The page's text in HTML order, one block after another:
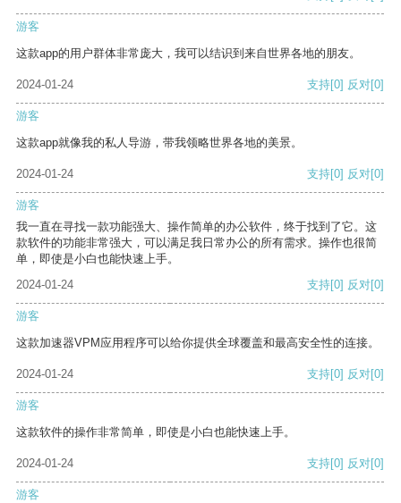
游客
这款app的用户群体非常庞大，我可以结识到来自世界各地的朋友。
2024-01-24 支持[0] 反对[0]
游客
这款app就像我的私人导游，带我领略世界各地的美景。
2024-01-24 支持[0] 反对[0]
游客
我一直在寻找一款功能强大、操作简单的办公软件，终于找到了它。这
款软件的功能非常强大，可以满足我日常办公的所有需求。操作也很简
单，即使是小白也能快速上手。
2024-01-24
支持[0] 反对[0]
游客
这款加速器VPM应用程序可以给你提供全球覆盖和最高安全性的连接。
2024-01-24 支持[0] 反对[0]
游客
这款软件的操作非常简单，即使是小白也能快速上手。
2024-01-24 支持[0] 反对[0]
游客